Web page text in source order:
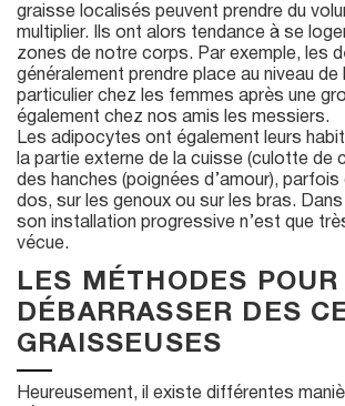
graisse localisés peuvent prendre du
multiplier. Ils ont alors tendance à se
zones de notre corps. Par exemple, les
généralement prendre place au niveau de
particulier chez les femmes après une
également chez nos amis les messiers.
Les adipocytes ont également leurs
la partie externe de la cuisse (culotte de
des hanches (poignées d’amour), parfois
dos, sur les genoux ou sur les bras.
son installation progressive n’est que
vécue.
LES MÉTHODES POUR
DÉBARRASSER DES
GRAISSEUSES
Heureusement, il existe différentes